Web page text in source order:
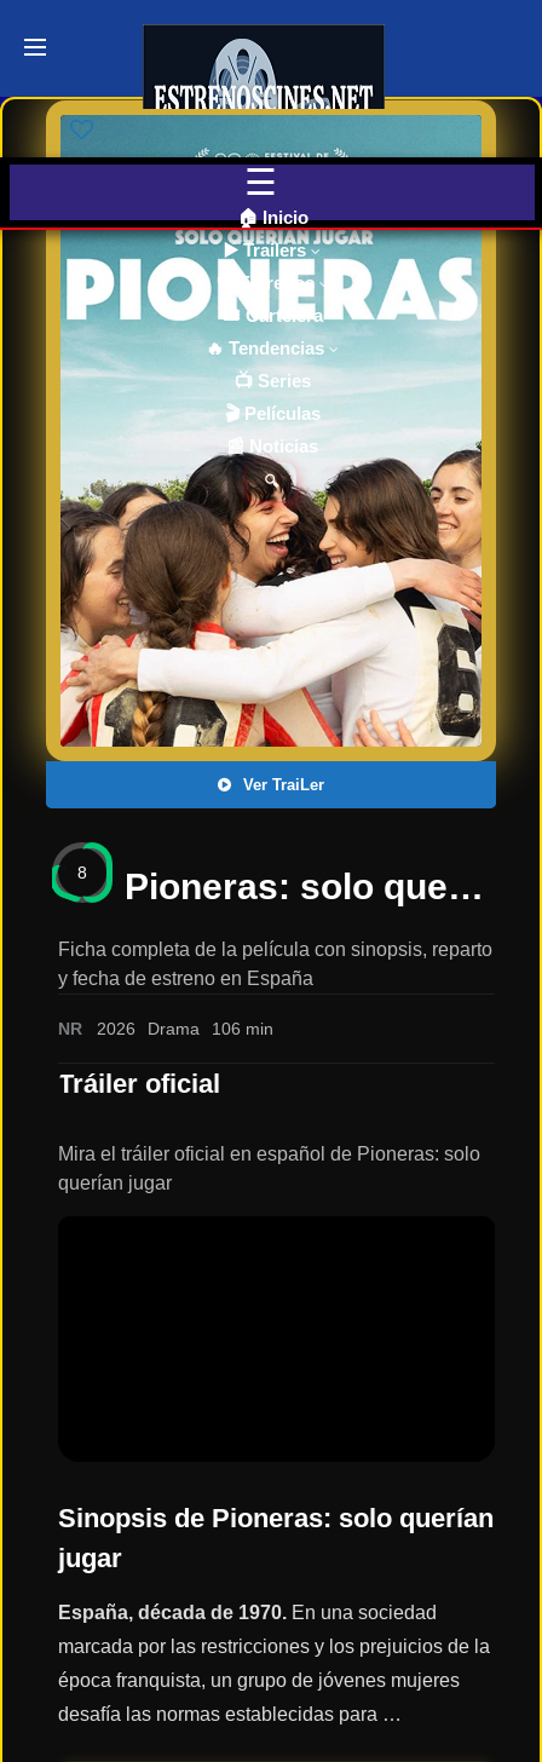
Últimos
AHORA
Cartelera
Últimos
Tráilers
Español
📺 VER
SERIES
PLATAFORMAS
Series
de TV y
Streaming
Plataformas
ESTRENOS
Acción
🏠 Inicio
▶️ Trailers
🎥 Estrenos
🎟️ Cartelera
🔥 Tendencias
📺 Series
🎬 Películas
📰 Noticias
🔍
Ver TraiLer
8 Pioneras: solo querían jugar: sinopsis, reparto y tráiler
Ficha completa de la película con sinopsis, reparto
y fecha de estreno en España
NR 2026 Drama 106 min
Tráiler oficial
Mira el tráiler oficial en español de Pioneras: solo
querían jugar
Sinopsis de Pioneras: solo querían
jugar
España, década de 1970. En una sociedad
marcada por las restricciones y los prejuicios de la
época franquista, un grupo de jóvenes mujeres
desafía las normas establecidas para …